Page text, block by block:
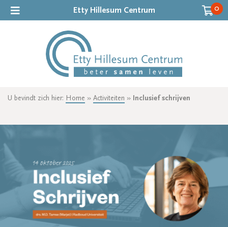
Etty Hillesum Centrum 0
U bevindt zich hier: Home » Activiteiten » Inclusief schrijven